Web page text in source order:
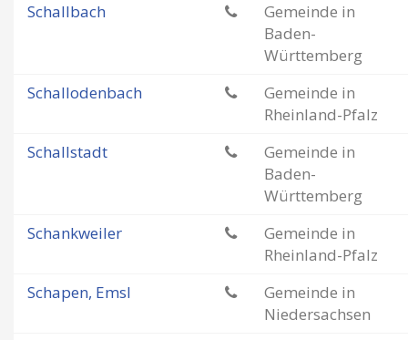
Schallbach
Gemeinde in
Baden-
Württemberg
Schallodenbach
Gemeinde in
Rheinland-Pfalz
Schallstadt
Gemeinde in
Baden-
Württemberg
Schankweiler
Gemeinde in
Rheinland-Pfalz
Schapen, Emsl
Gemeinde in
Niedersachsen